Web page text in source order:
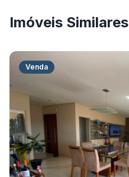
Imóveis Similares
Venda